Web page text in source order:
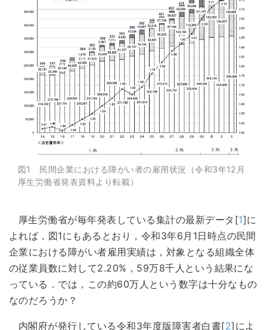
図1 民間企業における障がい者の雇用状況（令和3年12月
厚生労働省発表資料より転載）
厚生労働省が毎年発表している集計の最新データ[1]に
よれば，図1にもあるとおり，令和3年6月1日時点の民間
企業における障がい者雇用実績は，対象となる組織全体
の従業員数に対して2.20%，59万8千人という結果にな
っている．では，この約60万人という数字は十分なもの
なのだろうか？
内閣府が発行している令和3年度版障害者白書[2]によ